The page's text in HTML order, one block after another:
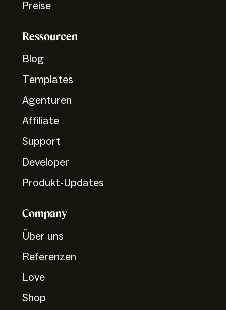
Preise
Ressourcen
Blog
Templates
Agenturen
Affiliate
Support
Developer
Produkt-Updates
Company
Über uns
Referenzen
Love
Shop